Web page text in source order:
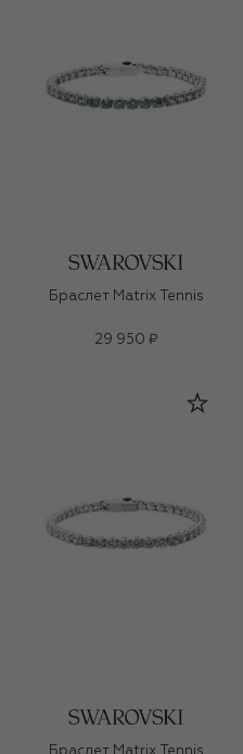
Браслет Matrix Tennis
29 950 ₽